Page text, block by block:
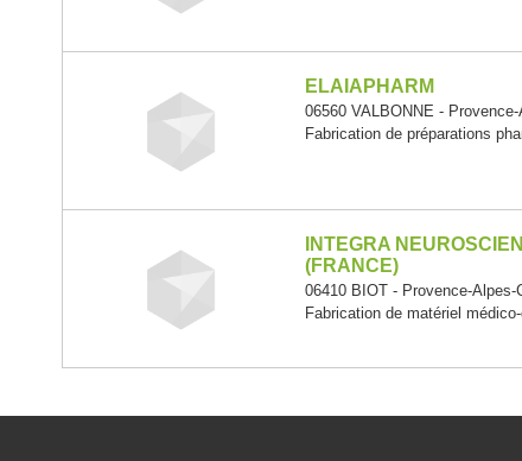
ELAIAPHARM
06560 VALBONNE -
Fabrication de préparations
INTEGRA
(FRANCE)
06410 BIOT - Provence-Alpes-
Fabrication de matériel